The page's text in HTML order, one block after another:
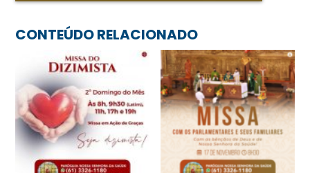
CONTEÚDO RELACIONADO